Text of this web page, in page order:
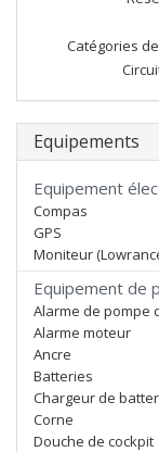
Catégories
Equipements
Equipement
Compas
GPS
Moniteur
Equipement de
Alarme de pompe
Alarme moteur
Ancre
Batteries
Chargeur de
Corne
Douche de cockpit